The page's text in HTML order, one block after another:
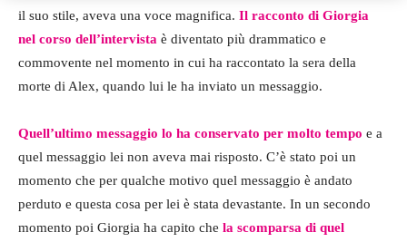
il suo stile, aveva una voce magnifica. Il racconto di Giorgia
nel corso dell’intervista è diventato più drammatico e
commovente nel momento in cui ha raccontato la sera della
morte di Alex, quando lui le ha inviato un messaggio.
Quell’ultimo messaggio lo ha conservato per molto tempo e a
quel messaggio lei non aveva mai risposto. C’è stato poi un
momento che per qualche motivo quel messaggio è andato
perduto e questa cosa per lei è stata devastante. In un secondo
momento poi Giorgia ha capito che la scomparsa di quel